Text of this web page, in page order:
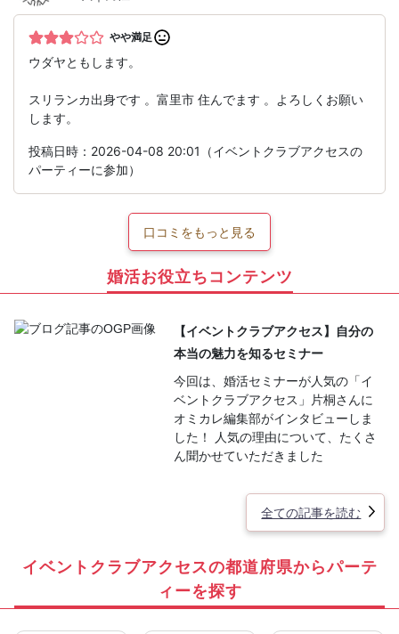
やや満足
ウダヤともします。
スリランカ出身です 。富里市 住んでます 。よろしくお願い
します。
投稿日時：2026-04-08 20:01（イベントクラブアクセスの
パーティーに参加）
口コミをもっと見る
婚活お役立ちコンテンツ
【イベントクラブアクセス】自分の
本当の魅力を知るセミナー
今回は、婚活セミナーが人気の「イ
ベントクラブアクセス」片桐さんに
オミカレ編集部がインタビューしま
した！ 人気の理由について、たくさ
ん聞かせていただきました
全ての記事を読む
イベントクラブアクセスの都道府県からパーテ
ィーを探す